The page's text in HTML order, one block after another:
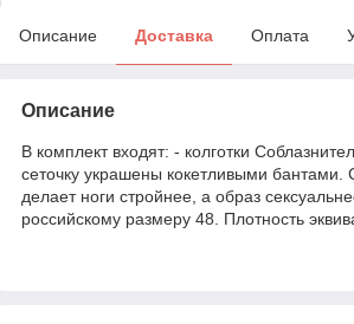
Описание Доставка Оплата
Описание
В комплект входят: - колготки
сеточку украшены кокетливыми бантами.
делает ноги стройнее, а образ
российскому размеру 48. Плотность